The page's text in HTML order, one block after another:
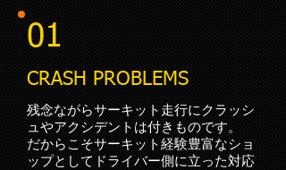
01
CRASH PROBLEMS
残念ながらサーキット走行にクラッシ
ュやアクシデントは付きものです。
だからこそサーキット経験豊富なショ
ップとしてドライバー側に立った対応